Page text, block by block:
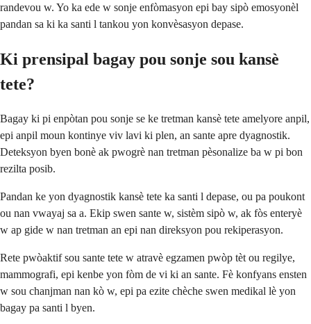
randevou w. Yo ka ede w sonje enfòmasyon epi bay sipò emosyonèl
pandan sa ki ka santi l tankou yon konvèsasyon depase.
Ki prensipal bagay pou sonje sou kansè
tete?
Bagay ki pi enpòtan pou sonje se ke tretman kansè tete amelyore anpil,
epi anpil moun kontinye viv lavi ki plen, an sante apre dyagnostik.
Deteksyon byen bonè ak pwogrè nan tretman pèsonalize ba w pi bon
rezilta posib.
Pandan ke yon dyagnostik kansè tete ka santi l depase, ou pa poukont
ou nan vwayaj sa a. Ekip swen sante w, sistèm sipò w, ak fòs enteryè
w ap gide w nan tretman an epi nan direksyon pou rekiperasyon.
Rete pwòaktif sou sante tete w atravè egzamen pwòp tèt ou regilye,
mammografi, epi kenbe yon fòm de vi ki an sante. Fè konfyans ensten
w sou chanjman nan kò w, epi pa ezite chèche swen medikal lè yon
bagay pa santi l byen.